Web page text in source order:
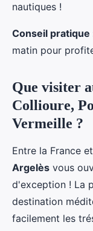
nautiques !
Conseil pratique
matin pour
Que visiter
Collioure,
Vermeille ?
Entre la France
Argelès vous
d'exception ! La
destination
facilement les